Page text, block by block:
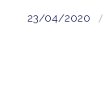
23/04/2020 /